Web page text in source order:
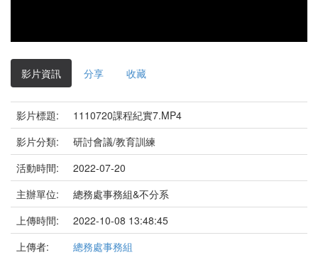
影片資訊 分享 收藏
影片標題:
1110720課程紀實7.MP4
影片分類:
研討會議/教育訓練
活動時間:
2022-07-20
主辦單位:
總務處事務組&不分系
上傳時間:
2022-10-08 13:48:45
上傳者:
總務處事務組